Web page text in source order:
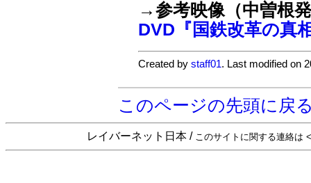
→参考映像（中曽根
DVD『国鉄改革の真
Created bystaff01. Last modified on
このページの先頭に戻
レイバーネット日本 / このサイトに関する連絡は